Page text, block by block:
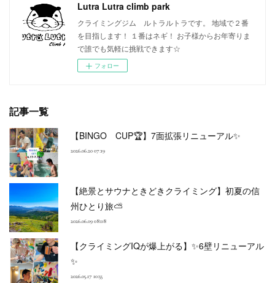
Lutra Lutra climb park
クライミングジム ルトラルトラです。 地域で２番
を目指します！ １番はネギ！ お子様からお年寄りま
で誰でも気軽に挑戦できます☆
フォロー
記事一覧
【BINGO CUP🏆】7面拡張リニューアル✨
2026.06.20 07:19
【絶景とサウナときどきクライミング】初夏の信
州ひとり旅⛅
2026.06.09 08:08
【クライミングIQが爆上がる】✨6壁リニューアル
✨
2026.05.17 10:55